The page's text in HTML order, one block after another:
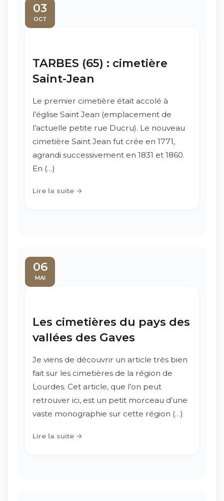
03
OCT
TARBES (65) : cimetière
Saint-Jean
Le premier cimetière était accolé à
l’église Saint Jean (emplacement de
l’actuelle petite rue Ducru). Le nouveau
cimetière Saint Jean fut crée en 1771,
agrandi successivement en 1831 et 1860.
En (…)
Lire la suite →
06
MAI
Les cimetières du pays des
vallées des Gaves
Je viens de découvrir un article très bien
fait sur les cimetières de la région de
Lourdes. Cet article, que l’on peut
retrouver ici, est un petit morceau d’une
vaste monographie sur cette région (…)
Lire la suite →